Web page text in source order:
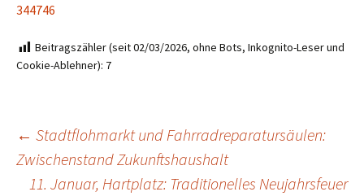
344746
Beitragszähler (seit 02/03/2026, ohne Bots, Inkognito-Leser und
Cookie-Ablehner): 7
Beitragsnavigation
← Stadtflohmarkt und Fahrradreparatursäulen:
Zwischenstand Zukunftshaushalt
11. Januar, Hartplatz: Traditionelles Neujahrsfeuer